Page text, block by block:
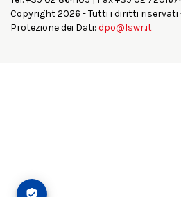
Copyright 2026 - Tutti i diritti riservati
Protezione dei Dati: dpo@lswr.it